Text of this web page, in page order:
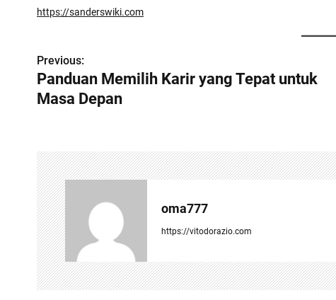
https://sanderswiki.com
P
o
n
a
v
i
g
Previous:
Panduan Memilih Karir yang Tepat untuk
Masa Depan
oma777
https://vitodorazio.com